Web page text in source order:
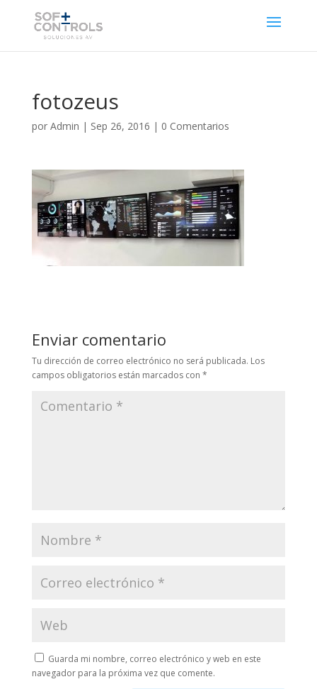
fotozeus
por Admin | Sep 26, 2016 | 0 Comentarios
Enviar comentario
Tu dirección de correo electrónico no será publicada. Los
campos obligatorios están marcados con *
Guarda mi nombre, correo electrónico y web en este
navegador para la próxima vez que comente.